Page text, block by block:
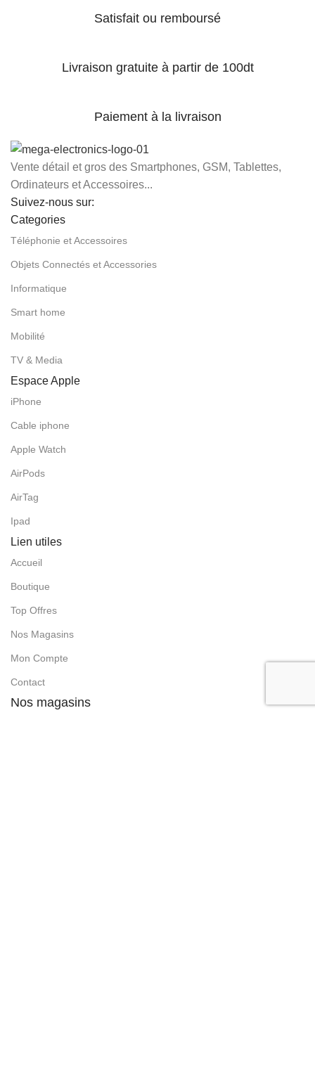
Satisfait ou remboursé
Livraison gratuite à partir de 100dt
Paiement à la livraison
Vente détail et gros des Smartphones, GSM, Tablettes,
Ordinateurs et Accessoires...
Suivez-nous sur:
Categories
Téléphonie et Accessoires
Objets Connectés et Accessories
Informatique
Smart home
Mobilité
TV & Media
Espace Apple
iPhone
Cable iphone
Apple Watch
AirPods
AirTag
Ipad
Lien utiles
Accueil
Boutique
Top Offres
Nos Magasins
Mon Compte
Contact
Nos magasins